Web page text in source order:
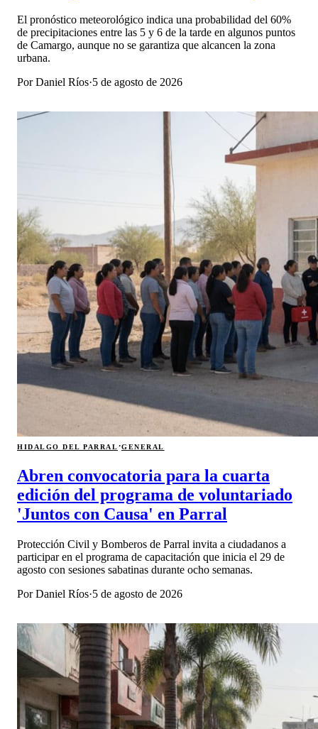
El pronóstico meteorológico indica una probabilidad del 60%
de precipitaciones entre las 5 y 6 de la tarde en algunos puntos
de Camargo, aunque no se garantiza que alcancen la zona
urbana.
PorDaniel Ríos·5 de agosto de 2026
HIDALGO DEL PARRAL·GENERAL
Abren convocatoria para la cuarta
edición del programa de voluntariado
'Juntos con Causa' en Parral
Protección Civil y Bomberos de Parral invita a ciudadanos a
participar en el programa de capacitación que inicia el 29 de
agosto con sesiones sabatinas durante ocho semanas.
PorDaniel Ríos·5 de agosto de 2026